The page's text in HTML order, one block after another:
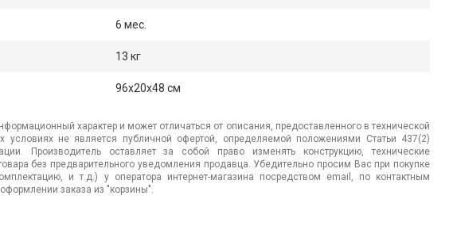
6 мес.
13 кг
96x20x48 см
характер и может отличаться от описания, предоставленного в технической
условиях не является публичной офертой, определяемой положениями Статьи 437(2)
Производитель оставляет за собой право изменять конструкцию, технические
без предварительного уведомления продавца. Убедительно просим Вас при покупке
и т.д.) у оператора интернет-магазина посредством email, по контактным
заказа из "корзины".